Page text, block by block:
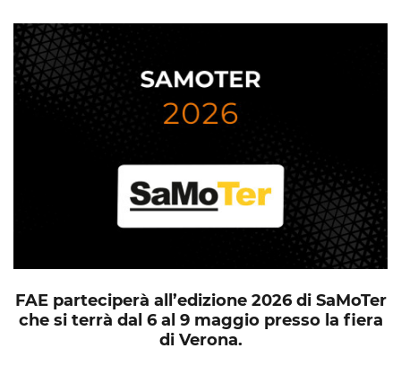
FAE parteciperà all’edizione 2026 di SaMoTer
che si terrà dal 6 al 9 maggio presso la fiera
di Verona.